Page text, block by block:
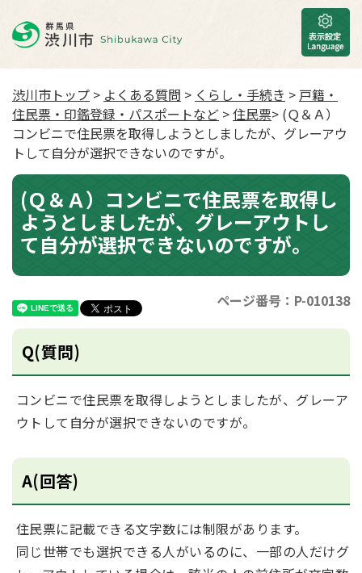
渋川市トップ > よくある質問 > くらし・手続き > 戸籍・
住民票・印鑑登録・パスポートなど >住民票> (Ｑ＆Ａ）
コンビニで住民票を取得しようとしましたが、グレーアウ
トして自分が選択できないのですが。
(Ｑ＆Ａ）コンビニで住民票を取得し
ようとしましたが、グレーアウトし
て自分が選択できないのですが。
ページ番号：P-010138
Q(質問)
コンビニで住民票を取得しようとしましたが、グレーア
ウトして自分が選択できないのですが。
A(回答)
住民票に記載できる文字数には制限があります。
同じ世帯でも選択できる人がいるのに、一部の人だけグ